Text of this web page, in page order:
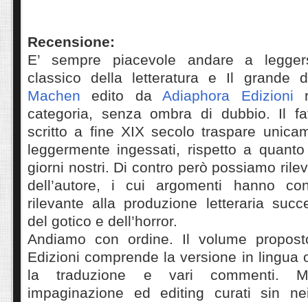
Recensione:
E’ sempre piacevole andare a
classico della letteratura e Il grande
Machen edito daAdiaphora Edizioni
categoria, senza ombra di dubbio. Il
scritto a fine XIX secolo traspare
leggermente ingessati, rispetto a
giorni nostri. Di contro però possiamo
dell’autore, i cui argomenti hanno
rilevante alla produzione letteraria
del gotico e dell’horror.
Andiamo con ordine. Il volume
Edizioni comprende la versione in lingua
la traduzione e vari commenti.
impaginazione ed editing curati sin